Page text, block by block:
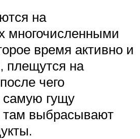
на
многочисленными
время активно и
плещутся на
чего
самую гущу
там выбрасывают